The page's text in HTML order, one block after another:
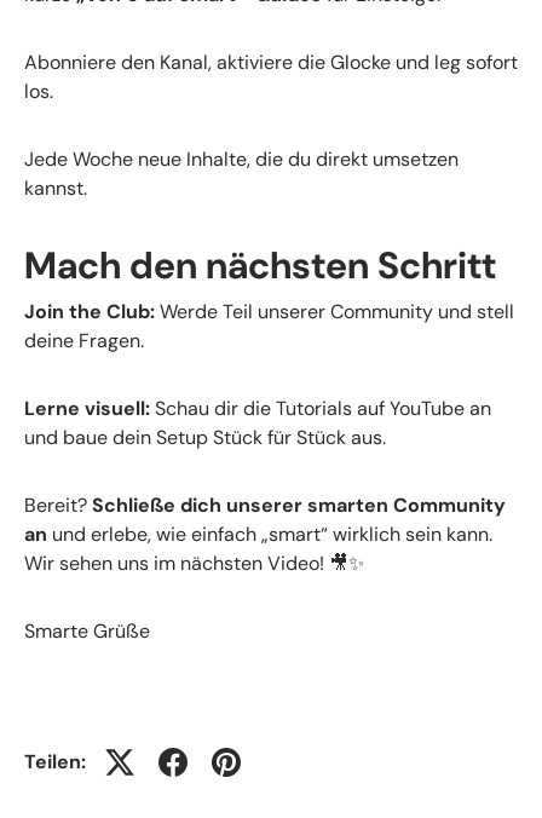
Abonniere den Kanal, aktiviere die Glocke und leg sofort
los.
Jede Woche neue Inhalte, die du direkt umsetzen
kannst.
Mach den nächsten Schritt
Join the Club:Werde Teil unserer Community und stell
deine Fragen.
Lerne visuell:Schau dir die Tutorials auf YouTube an
und baue dein Setup Stück für Stück aus.
Bereit?Schließe dich unserer smarten Community
an und erlebe, wie einfach „smart“ wirklich sein kann.
Wir sehen uns im nächsten Video! 🎥✨
Smarte Grüße
Teilen: